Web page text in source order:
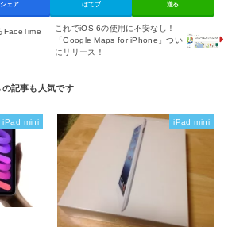
シェア はてブ 送る
FaceTime
これでiOS 6の使用に不安なし！
「Google Maps for iPhone」つい
にリリース！
iPad mini iPad mini